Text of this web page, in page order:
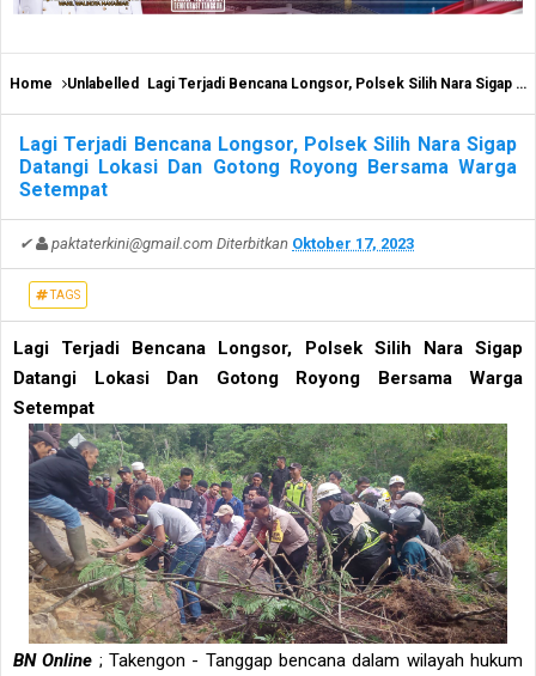
Home Unlabelled Lagi Terjadi Bencana Longsor, Polsek Silih Nara Sigap Datangi Lokasi Dan Gotong Royong Bersama Warga Setempat
Lagi Terjadi Bencana Longsor, Polsek Silih Nara Sigap
Datangi Lokasi Dan Gotong Royong Bersama Warga
Setempat
✔ paktaterkini@gmail.com Diterbitkan Oktober 17, 2023
TAGS
Lagi Terjadi Bencana Longsor, Polsek Silih Nara Sigap
Datangi Lokasi Dan Gotong Royong Bersama Warga
Setempat
BN Online ; Takengon - Tanggap bencana dalam wilayah hukum